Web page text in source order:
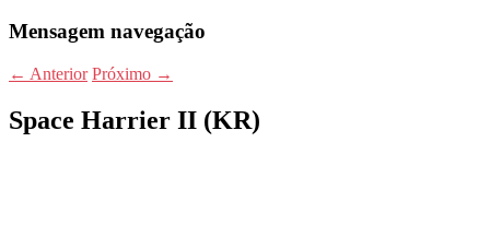
Mensagem navegação
← Anterior Próximo →
Space Harrier II (KR)